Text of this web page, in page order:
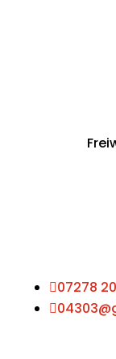
07278
